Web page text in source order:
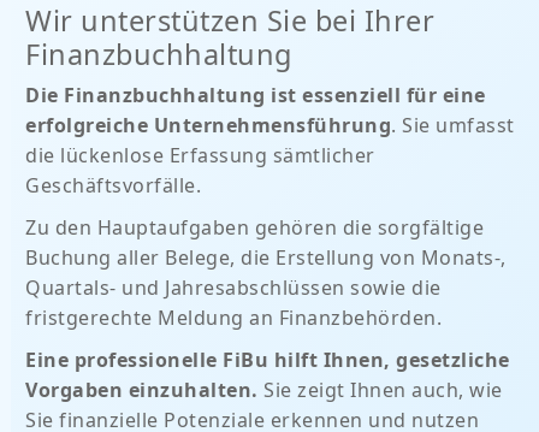
Wir unterstützen Sie bei Ihrer
Finanzbuchhaltung
Die Finanzbuchhaltung ist essenziell für eine
erfolgreiche Unternehmensführung. Sie umfasst
die lückenlose Erfassung sämtlicher
Geschäftsvorfälle.
Zu den Hauptaufgaben gehören die sorgfältige
Buchung aller Belege, die Erstellung von Monats-,
Quartals- und Jahresabschlüssen sowie die
fristgerechte Meldung an Finanzbehörden.
Eine professionelle FiBu hilft Ihnen, gesetzliche
Vorgaben einzuhalten. Sie zeigt Ihnen auch, wie
Sie finanzielle Potenziale erkennen und nutzen